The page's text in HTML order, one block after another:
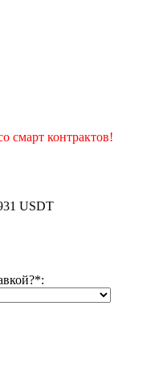
смарт контрактов!
USDT
*: